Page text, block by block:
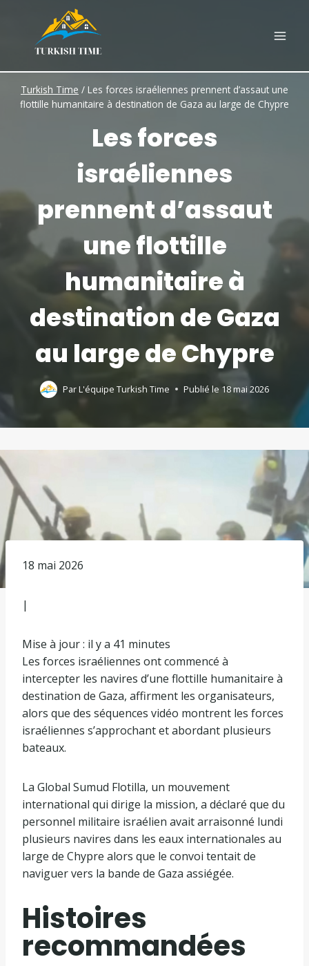
content
Turkish Time / Les forces israéliennes prennent d’assaut une
flottille humanitaire à destination de Gaza au large de Chypre
Les forces
israéliennes
prennent d’assaut
une flottille
humanitaire à
destination de Gaza
au large de Chypre
ParL'équipe Turkish Time Publié le 18 mai 2026
P
b
é
l
e
1
8
m
a
2
0
2
6
18 mai 2026
|
M
i
s
e
à
j
o
r
:
i
l
y
m
Mise à jour : il y a 41 minutes
Les forces israéliennes ont commencé à
intercepter les navires d’une flottille humanitaire à
destination de Gaza, affirment les organisateurs,
alors que des séquences vidéo montrent les forces
israéliennes s’approchant et abordant plusieurs
bateaux.
La Global Sumud Flotilla, un mouvement
international qui dirige la mission, a déclaré que du
personnel militaire israélien avait arraisonné lundi
plusieurs navires dans les eaux internationales au
large de Chypre alors que le convoi tentait de
naviguer vers la bande de Gaza assiégée.
Histoires
recommandées